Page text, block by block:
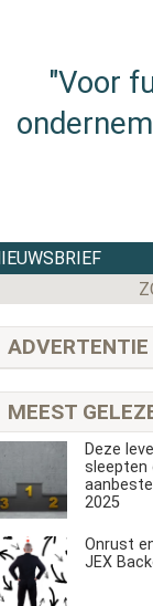
"Voor
ADVERTENTIE
MEEST
Deze
sleepten
2025
Onrust
JEX